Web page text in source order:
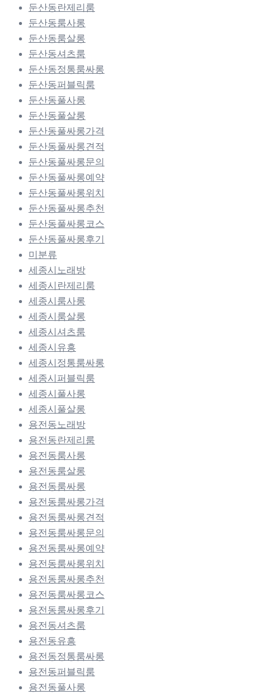
둔산동란제리룸
둔산동룸사롱
둔산동룸살롱
둔산동셔츠룸
둔산동정통룸싸롱
둔산동퍼블릭룸
둔산동풀사롱
둔산동풀살롱
둔산동풀싸롱가격
둔산동풀싸롱견적
둔산동풀싸롱문의
둔산동풀싸롱예약
둔산동풀싸롱위치
둔산동풀싸롱추천
둔산동풀싸롱코스
둔산동풀싸롱후기
미분류
세종시노래방
세종시란제리룸
세종시룸사롱
세종시룸살롱
세종시셔츠룸
세종시유흥
세종시정통룸싸롱
세종시퍼블릭룸
세종시풀사롱
세종시풀살롱
용전동노래방
용전동란제리룸
용전동룸사롱
용전동룸살롱
용전동룸싸롱
용전동룸싸롱가격
용전동룸싸롱견적
용전동룸싸롱문의
용전동룸싸롱예약
용전동룸싸롱위치
용전동룸싸롱추천
용전동룸싸롱코스
용전동룸싸롱후기
용전동셔츠룸
용전동유흥
용전동정통룸싸롱
용전동퍼블릭룸
용전동풀사롱